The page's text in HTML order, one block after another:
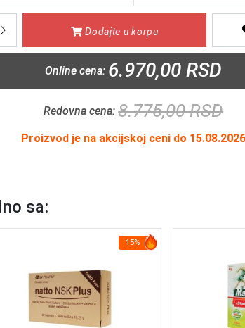
Dodajte u korpu
Online cena: 6.970,00 RSD
Redovna cena:8.775,00 RSD
Proizvod je na akcijskoj ceni do 15.08.2026
sa:
15%